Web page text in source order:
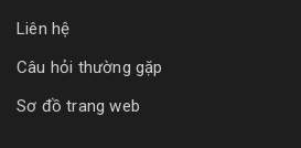
Liên hệ
Câu hỏi thường gặp
Sơ đồ trang web